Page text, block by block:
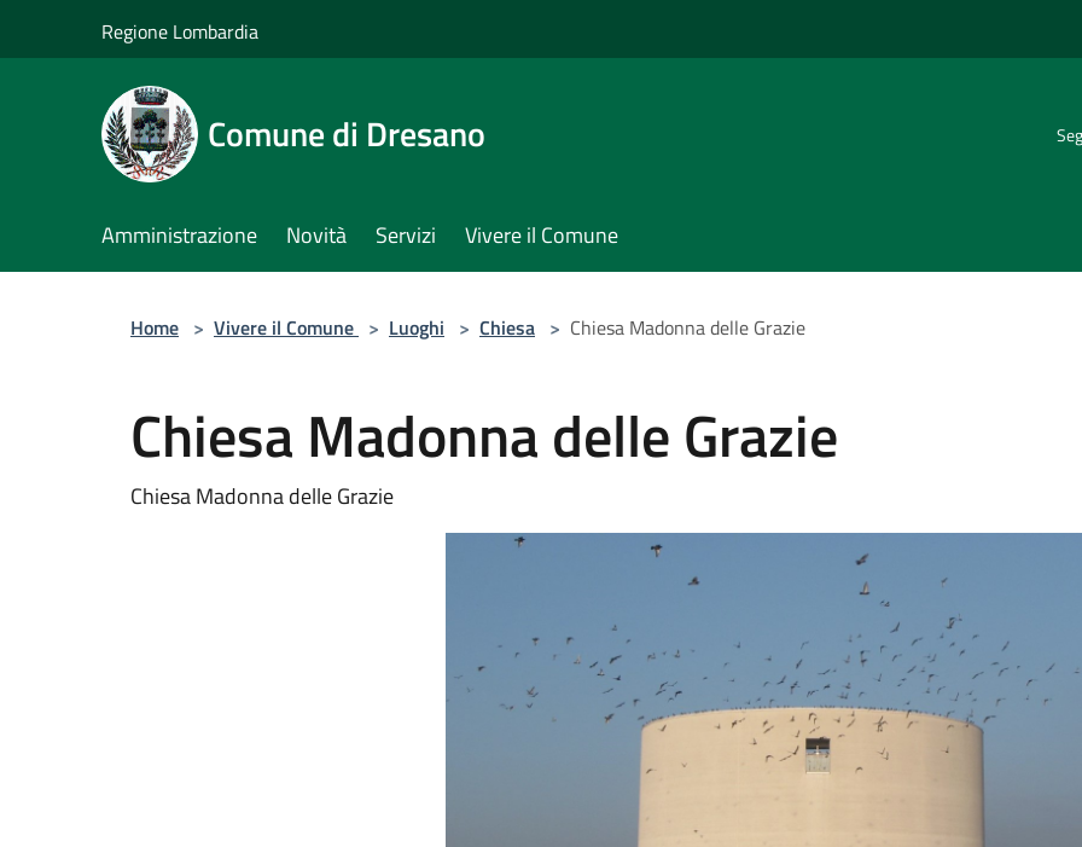
Regione Lombardia
Comune di Dresano
Amministrazione Novità Servizi Vivere il Comune
Home > Vivere il Comune > Luoghi > Chiesa > Chiesa Madonna delle Grazie
Chiesa Madonna delle Grazie
Chiesa Madonna delle Grazie